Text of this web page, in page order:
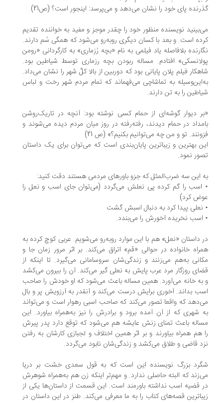
پای خود را نشان می‌دهد و می‌پرسد: اینجور است؟ (ص21)
نویسنده منظور خود را چقدر موجز و مفید به خواننده تقدیم
است. و بعد با کسان دیگری روبه‌رو می‌شود که همگی سُم دارند.
بلافاصله یاد فیلمی به نام «بچه رُزماری» به کارگردانی «رومن
افتادم. مساله ربودن بچه رزماری توسط شیاطین بود.
فیلم پلان پایانی بود که دوربین از بالا کلِّ شهر را نشان می‌داد.
به تماشاچی می‌فهماند که تمام مردم شهر رخت و لباس
را به تن دارند.
دیوار گوشه‌ای از حمام کسی نوشته بود: آنچه در تاریک‌روشن
در حمام دیدند، رفته‌رفته در روز میان مردم دیده می‌شوند و
تو و من چه می‌توانیم بکنیم؟» (ص 21)
بهترین و زیباترین پایان‌بندی است که می‌توان برای یک داستان
نمود.
این سه ضرب‌المثل که جزو باورهای مردمی هستند دقت کنید:
را گم کرده پی نعلش می‌گردد (می‌توان جای اسب و نعل را
کرد)
پیدا کرد به دنبال اسبش گشت
نخریده آخورش را می‌بندد.
داستان «نعل» هم با این موارد روبه‌رو می‌شویم. عربی کوچ کرده به
خانواده در حوالی «قم» اتراق می‌کند. بر اثر مرور زمان جا و
به‌هم می‌زنند و زندگی‌شان سروسامانی می‌گیرد. تا اینکه از
روزگار مرد عرب پایش به نعلی گیر می‌کند. آن را بیرون می‌کشد
خانه می‌آورد. همین مساله باعث می‌شود که او خودش را صاحب
بداند. آخوری برایش درست می‌کند و آنقدر به آرزویش پر و بال
که واقعا تصور می‌کند که صاحب اسبی رهوار است و می‌تواند
شهری که از آن آمده برود و برادرش را نیز به‌همراه بیاورد. این
باعث تمنای زنش عایشه هم می‌شود که توقع دارد پدر پیرش
هم همراه بیاورند و بر اثر همین اختلاف و لجبازی کارشان به رفتن
قاضی و طلاق می‌کشد و زندگی‌شان نابود می‌گردد.
بزرگ نویسنده این است که به قول سعدی خشت بر دریا
که البته حاصلی ندارد. و مهم‌تر اینکه زن هم به‌همراه شوهرش
قضیه اسب نداشته باورمند است. این قسمت از داستان‌ها یکی از
قصه‌های کتاب را به ما معرفی می‌کند. طنز در این داستان در